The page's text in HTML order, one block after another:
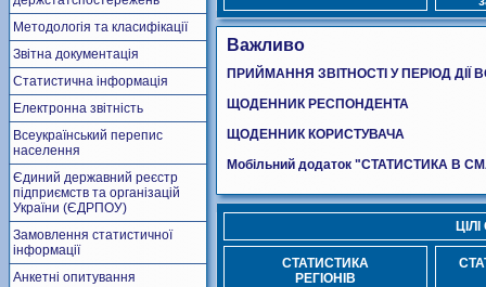
Методологія та класифікації
Звітна документація
Статистична інформація
Електронна звітність
Всеукраїнський перепис
населення
Єдиний державний реєстр
підприємств та організацій
України (ЄДРПОУ)
Замовлення статистичної
інформації
Анкетні опитування
Важливо
ПРИЙМАННЯ ЗВІТНОСТІ У ПЕРІОД ДІЇ
ЩОДЕННИК РЕСПОНДЕНТА
ЩОДЕННИК КОРИСТУВАЧА
Мобільний додаток "СТАТИСТИКА В
СТАТИСТИКА
РЕГІОНІВ